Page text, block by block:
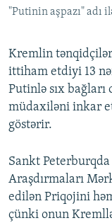
"Putinin aşpazı" adı
Kremlin
ittiham etdiyi 13
Putinlə sıx
müdaxiləni inkar
göstərir.
Sankt
Araşdırmaları
edilən Priqojini
çünki onun